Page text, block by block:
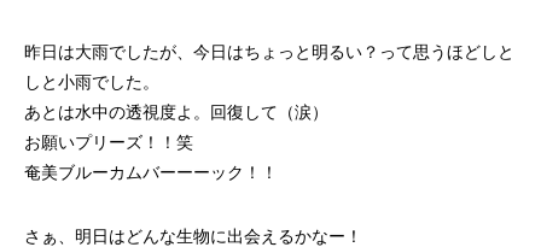
昨日は大雨でしたが、今日はちょっと明るい？って思うほどしと
しと小雨でした。
あとは水中の透視度よ。回復して（涙）
お願いプリーズ！！笑
奄美ブルーカムバーーーック！！
さぁ、明日はどんな生物に出会えるかなー！